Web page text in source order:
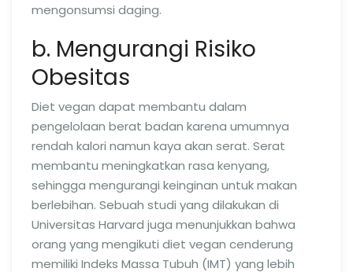
mengonsumsi daging.
b. Mengurangi Risiko
Obesitas
Diet vegan dapat membantu dalam
pengelolaan berat badan karena umumnya
rendah kalori namun kaya akan serat. Serat
membantu meningkatkan rasa kenyang,
sehingga mengurangi keinginan untuk makan
berlebihan. Sebuah studi yang dilakukan di
Universitas Harvard juga menunjukkan bahwa
orang yang mengikuti diet vegan cenderung
memiliki Indeks Massa Tubuh (IMT) yang lebih